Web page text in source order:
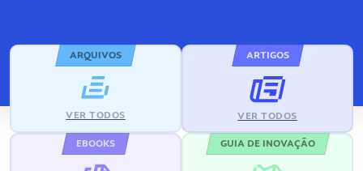
ARQUIVOS
VER TODOS
ARTIGOS
VER TODOS
EBOOKS GUIA DE INOVAÇÃO